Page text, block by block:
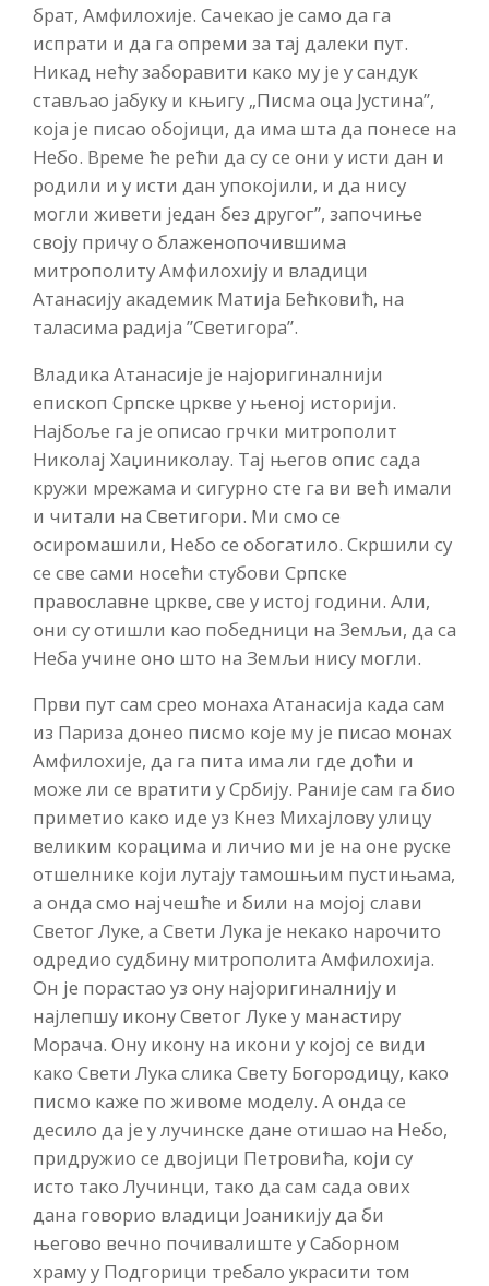
брат, Амфилохије. Сачекао је само да га
испрати и да га опреми за тај далеки пут.
Никад нећу заборавити како му је у сандук
стављао јабуку и књигу „Писма оца Јустина”,
која је писао обојици, да има шта да понесе на
Небо. Време ће рећи да су се они у исти дан и
родили и у исти дан упокојили, и да нису
могли живети један без другог”, започиње
своју причу о блаженопочившима
митрополиту Амфилохију и владици
Атанасију академик Матија Бећковић, на
таласима радија ”Светигора”.
Владика Атанасије је најоригиналнији
епископ Српске цркве у њеној историји.
Најбоље га је описао грчки митрополит
Николај Хаџиниколау. Тај његов опис сада
кружи мрежама и сигурно сте га ви већ имали
и читали на Светигори. Ми смо се
осиромашили, Небо се обогатило. Скршили су
се све сами носећи стубови Српске
православне цркве, све у истој години. Али,
они су отишли као победници на Земљи, да са
Неба учине оно што на Земљи нису могли.
Први пут сам срео монаха Атанасија када сам
из Париза донео писмо које му је писао монах
Амфилохије, да га пита има ли где доћи и
може ли се вратити у Србију. Раније сам га био
приметио како иде уз Кнез Михајлову улицу
великим корацима и личио ми је на оне руске
отшелнике који лутају тамошњим пустињама,
а онда смо најчешће и били на мојој слави
Светог Луке, а Свети Лука је некако нарочито
одредио судбину митрополита Амфилохија.
Он је порастао уз ону најоригиналнију и
најлепшу икону Светог Луке у манастиру
Морача. Ону икону на икони у којој се види
како Свети Лука слика Свету Богородицу, како
писмо каже по живоме моделу. А онда се
десило да је у лучинске дане отишао на Небо,
придружио се двојици Петровића, који су
исто тако Лучинци, тако да сам сада ових
дана говорио владици Јоаникију да би
његово вечно почивалиште у Саборном
храму у Подгорици требало украсити том